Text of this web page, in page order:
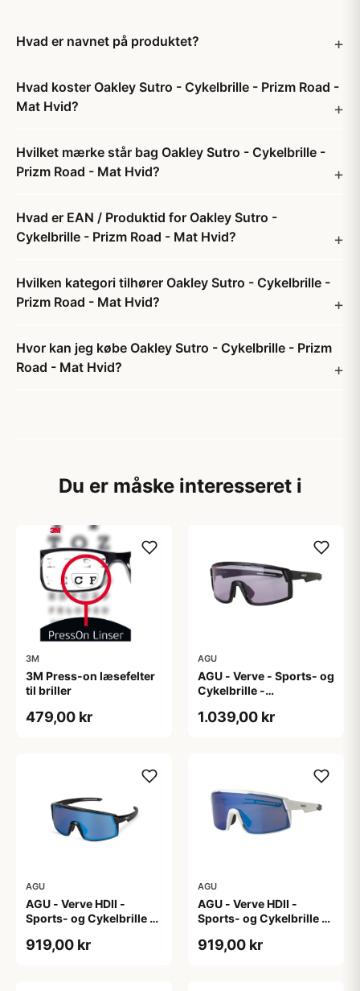
Hvad er navnet på produktet?
Hvad koster Oakley Sutro - Cykelbrille - Prizm Road -
Mat Hvid?
Hvilket mærke står bag Oakley Sutro - Cykelbrille -
Prizm Road - Mat Hvid?
Hvad er EAN / Produktid for Oakley Sutro -
Cykelbrille - Prizm Road - Mat Hvid?
Hvilken kategori tilhører Oakley Sutro - Cykelbrille -
Prizm Road - Mat Hvid?
Hvor kan jeg købe Oakley Sutro - Cykelbrille - Prizm
Road - Mat Hvid?
Du er måske interesseret i
3M
3M Press-on læsefelter
til briller
479,00 kr
AGU
AGU - Verve - Sports- og
Cykelbrille -
Mat Sort
1.039,00 kr
AGU
AGU - Verve HDII -
Sports- og Cykelbrille -
919,00 kr
AGU
AGU - Verve HDII -
Sports- og Cykelbrille -
919,00 kr